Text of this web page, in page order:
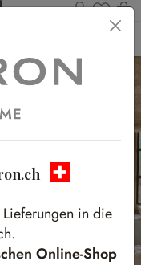
Du
in die
Online-Shop